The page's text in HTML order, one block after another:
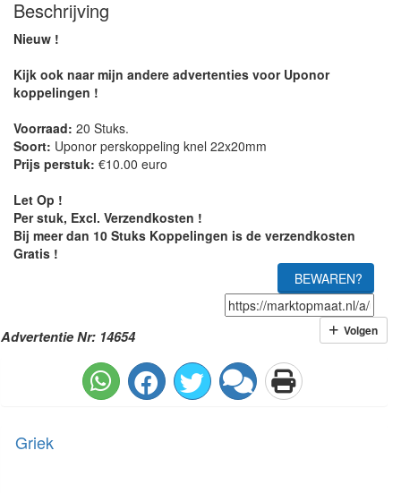
Beschrijving
Nieuw !
Kijk ook naar mijn andere advertenties voor Uponor
koppelingen !
Voorraad: 20 Stuks.
Soort: Uponor perskoppeling knel 22x20mm
Prijs perstuk: €10.00 euro
Let Op !
Per stuk, Excl. Verzendkosten !
Bij meer dan 10 Stuks Koppelingen is de verzendkosten
Gratis !
BEWAREN?
Advertentie Nr: 14654 Volgen
Griek